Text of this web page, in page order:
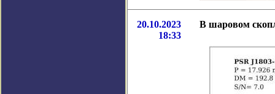
20.10.2023
18:33
В шаровом